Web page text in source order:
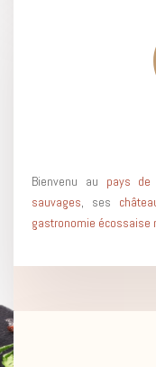
Bienvenu au pays de
sauvages, ses
gastronomie écossaise